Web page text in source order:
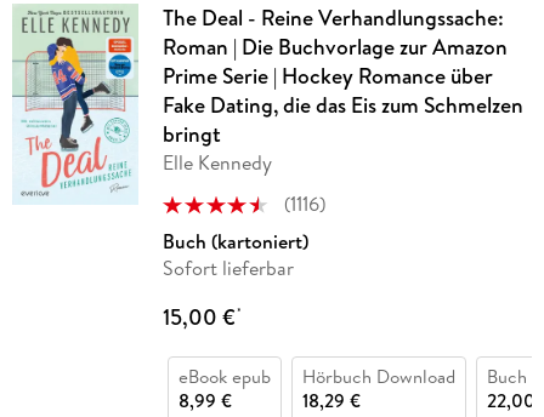
The Deal - Reine Verhandlungssache:
Roman | Die Buchvorlage zur Amazon
Prime Serie | Hockey Romance über
Fake Dating, die das Eis zum Schmelzen
bringt
Elle Kennedy
(1116)
Buch (kartoniert)
Sofort lieferbar
15,00 €*
eBook epub
8,99 €
Hörbuch Download
18,29 €
Buch
22,00